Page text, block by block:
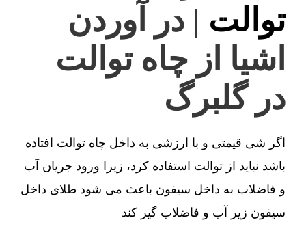
توالت | در آوردن
اشیا از چاه توالت
در گلبرگ
اگر شی قیمتی و با ارزشی به داخل چاه توالت افتاده
باشد نباید از توالت استفاده کرد، زیرا ورود جریان آب
و فاضلاب به داخل سیفون باعث می شود طلای داخل
سیفون زیر آب و فاضلاب گیر کند